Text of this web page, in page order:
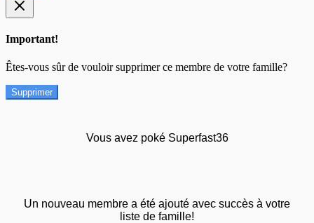
Important!
Êtes-vous sûr de vouloir supprimer ce membre de votre famille?
Supprimer
Vous avez poké Superfast36
Un nouveau membre a été ajouté avec succès à votre
liste de famille!